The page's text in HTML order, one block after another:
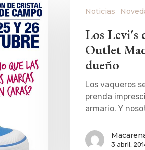
Noticias
Los Levi's
Outlet
dueño
Los vaqueros
prenda
armario. Y
3 abril,